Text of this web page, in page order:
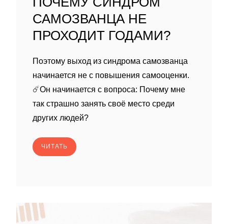
САМОЗВАНЦА НЕ
ПРОХОДИТ ГОДАМИ?
Поэтому выход из синдрома самозванца
начинается не с повышения самооценки.
☄️Он начинается с вопроса: Почему мне
так страшно занять своё место среди
других людей?
ЧИТАТЬ